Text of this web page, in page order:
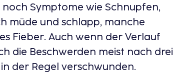
Symptome wie Schnupfen,
müde und schlapp, manche
Fieber. Auch wenn der Verlauf
die Beschwerden meist nach drei
der Regel verschwunden.